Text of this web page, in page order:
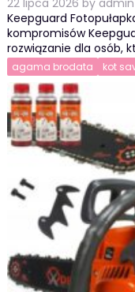
22 lipca 2026 by admin
Keepguard
kompromisów
rozwiązanie dla osób,
agama brodata kot